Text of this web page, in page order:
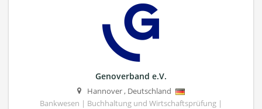
Genoverband e.V.
Hannover, Deutschland
Bankwesen | Buchhaltung und Wirtschaftsprüfung |